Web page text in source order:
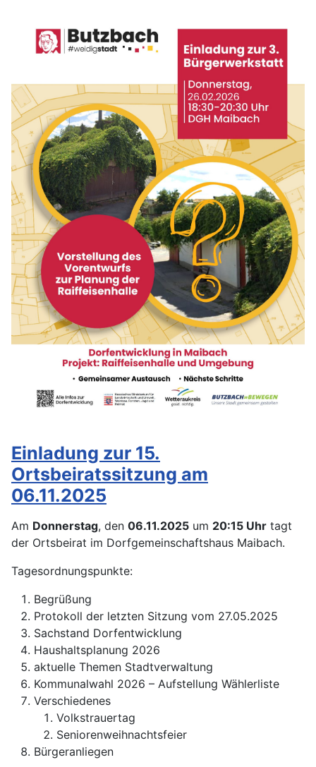
Einladung zur 15.
Ortsbeiratssitzung am
06.11.2025
Am Donnerstag, den 06.11.2025 um 20:15 Uhr tagt
der Ortsbeirat im Dorfgemeinschaftshaus Maibach.
Tagesordnungspunkte:
Begrüßung
Protokoll der letzten Sitzung vom 27.05.2025
Sachstand Dorfentwicklung
Haushaltsplanung 2026
aktuelle Themen Stadtverwaltung
Kommunalwahl 2026 – Aufstellung Wählerliste
Verschiedenes
Volkstrauertag
Seniorenweihnachtsfeier
Bürgeranliegen